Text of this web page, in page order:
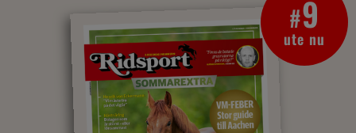
#9
ute nu